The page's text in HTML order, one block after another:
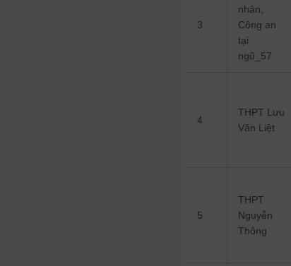
3
nhân,
Công an
tại
ngũ_57
4
THPT Lưu
Văn Liệt
5
THPT
Nguyễn
Thông